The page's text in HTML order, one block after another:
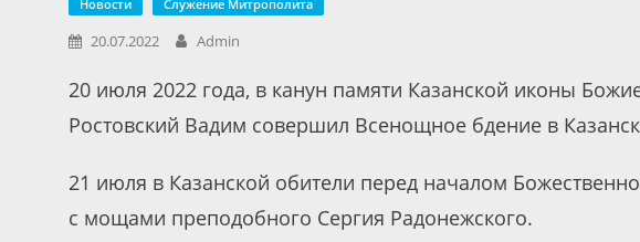
Новости Служение Митрополита
20.07.2022 Admin
20 июля 2022 года, в канун памяти Казанской иконы
Ростовский Вадим совершил Всенощное бдение в
21 июля в Казанской обители перед началом
с мощами преподобного Сергия Радонежского.